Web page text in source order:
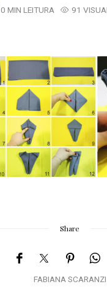
0 MIN LEITURA
91
Share
FABIANA SCARANZI